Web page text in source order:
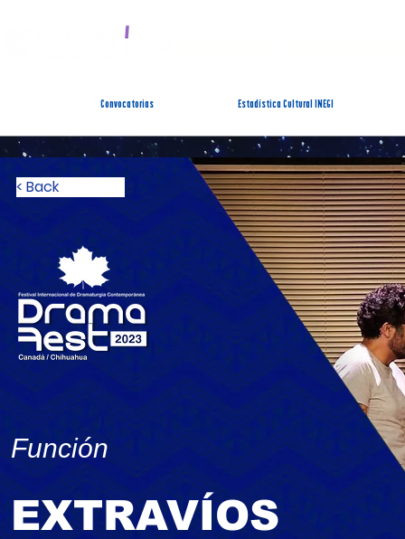
Convocatorias Estadística Cultural INEGI
EXTRAVÍOS
Función
< Back